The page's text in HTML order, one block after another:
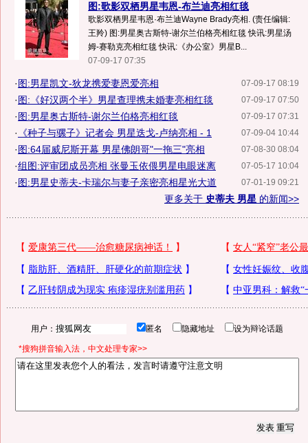
图:歌影双栖男星韦恩-布兰迪亮相红毯
歌影双栖男星韦恩·布兰迪Wayne Brady亮相. (责任编辑:
王羚) 图:男星奥古斯特-谢尔兰伯格亮相红毯 快讯:男星汤
姆-赛勒克亮相红毯 快讯:《办公室》男星B...
07-09-17 07:35
07-09-17 08:19
·图:男星凯文-狄龙携爱妻恩爱亮相
07-09-17 07:50
·图:《好汉两个半》男星查理携未婚妻亮相红毯
07-09-17 07:31
·图:男星奥古斯特-谢尔兰伯格亮相红毯
07-09-04 10:44
· 《种子与骡子》记者会 男星迭戈-卢纳亮相 - 1
07-08-30 08:04
·图:64届威尼斯开幕 男星佛朗哥"一拖三"亮相
07-05-17 10:04
·组图:评审团成员亮相 张曼玉依偎男星电眼迷离
07-01-19 09:21
·图:男星史蒂夫-卡瑞尔与妻子亲密亮相星光大道
更多关于 史蒂夫 男星 的新闻>>
用户： 匿名 隐藏地址 设为辩论话题
*搜狗拼音输入法，中文处理专家>>